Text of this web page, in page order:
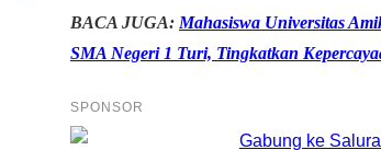
BACA JUGA: Mahasiswa Universitas
SMA Negeri 1 Turi, Tingkatkan
SPONSOR